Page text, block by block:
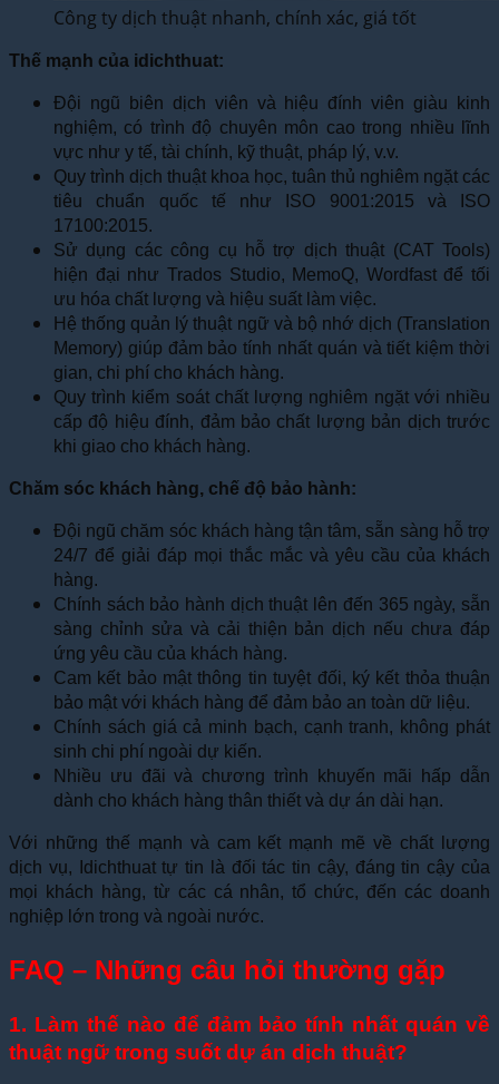
Công ty dịch thuật nhanh, chính xác, giá tốt
Thế mạnh của idichthuat:
Đội ngũ biên dịch viên và hiệu đính viên giàu kinh
nghiệm, có trình độ chuyên môn cao trong nhiều lĩnh
vực như y tế, tài chính, kỹ thuật, pháp lý, v.v.
Quy trình dịch thuật khoa học, tuân thủ nghiêm ngặt các
tiêu chuẩn quốc tế như ISO 9001:2015 và ISO
17100:2015.
Sử dụng các công cụ hỗ trợ dịch thuật (CAT Tools)
hiện đại như Trados Studio, MemoQ, Wordfast để tối
ưu hóa chất lượng và hiệu suất làm việc.
Hệ thống quản lý thuật ngữ và bộ nhớ dịch (Translation
Memory) giúp đảm bảo tính nhất quán và tiết kiệm thời
gian, chi phí cho khách hàng.
Quy trình kiểm soát chất lượng nghiêm ngặt với nhiều
cấp độ hiệu đính, đảm bảo chất lượng bản dịch trước
khi giao cho khách hàng.
Chăm sóc khách hàng, chế độ bảo hành:
Đội ngũ chăm sóc khách hàng tận tâm, sẵn sàng hỗ trợ
24/7 để giải đáp mọi thắc mắc và yêu cầu của khách
hàng.
Chính sách bảo hành dịch thuật lên đến 365 ngày, sẵn
sàng chỉnh sửa và cải thiện bản dịch nếu chưa đáp
ứng yêu cầu của khách hàng.
Cam kết bảo mật thông tin tuyệt đối, ký kết thỏa thuận
bảo mật với khách hàng để đảm bảo an toàn dữ liệu.
Chính sách giá cả minh bạch, cạnh tranh, không phát
sinh chi phí ngoài dự kiến.
Nhiều ưu đãi và chương trình khuyến mãi hấp dẫn
dành cho khách hàng thân thiết và dự án dài hạn.
Với những thế mạnh và cam kết mạnh mẽ về chất lượng
dịch vụ, Idichthuat tự tin là đối tác tin cậy, đáng tin cậy của
mọi khách hàng, từ các cá nhân, tổ chức, đến các doanh
nghiệp lớn trong và ngoài nước.
FAQ – Những câu hỏi thường gặp
1. Làm thế nào để đảm bảo tính nhất quán về
thuật ngữ trong suốt dự án dịch thuật?